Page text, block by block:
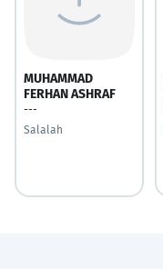
MUHAMMAD
FERHAN ASHRAF
---
Salalah